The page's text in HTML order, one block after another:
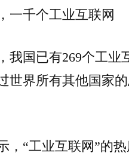
一千个工业互联网
我国已有269个工业
界所有其他国家的
，“工业互联网”的